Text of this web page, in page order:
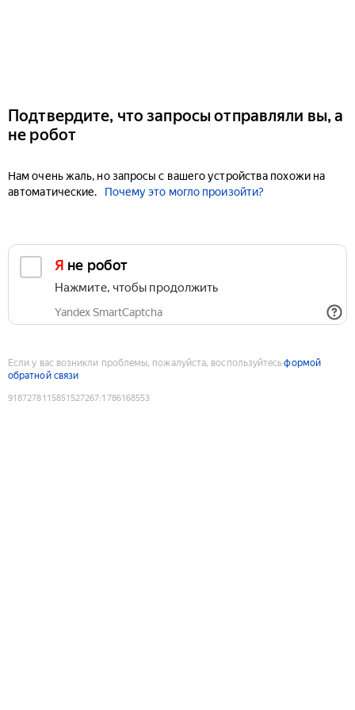
Подтвердите, что запросы отправляли вы, а
не робот
Нам очень жаль, но запросы с вашего устройства похожи на
автоматические.
Почему это могло произойти?
Я не робот
Нажмите, чтобы продолжить
Yandex SmartCaptcha
Если у вас возникли проблемы, пожалуйста, воспользуйтесьформой
обратной связи
9187278115851527267:1786168553